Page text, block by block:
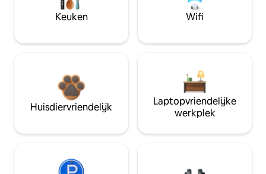
Keuken Wifi
Huisdiervriendelijk
Laptopvriendelijke
werkplek